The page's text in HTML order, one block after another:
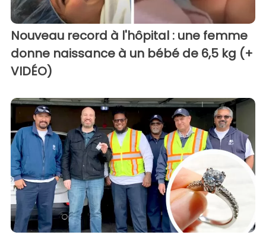
Nouveau record à l'hôpital : une femme
donne naissance à un bébé de 6,5 kg (+
VIDÉO)